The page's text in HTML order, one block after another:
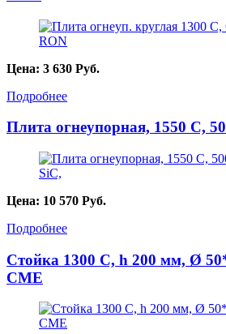
Цена: 3 630 Руб.
Подробнее
Плита огнеупорная, 1550 С,
Цена: 10 570 Руб.
Подробнее
Стойка 1300 С, h 200 мм, Ø
CME